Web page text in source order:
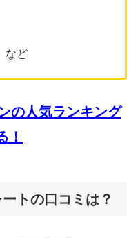
など
の人気ランキング
！
トの口コミは？